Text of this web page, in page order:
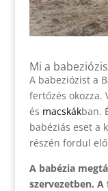
Mi a
A babeziózist a
fertőzés okozza.
és macskákban.
babéziás eset a
részén fordul
A babézia
szervezetben. A